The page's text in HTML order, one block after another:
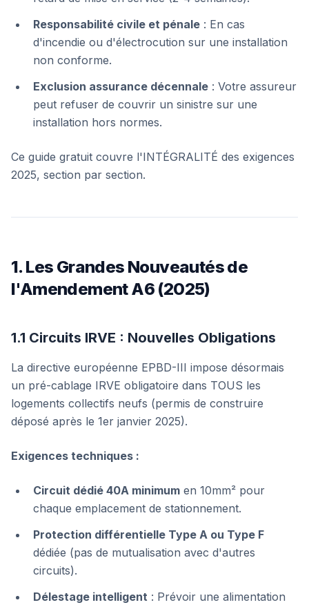
Responsabilité civile et pénale : En cas
d'incendie ou d'électrocution sur une installation
non conforme.
Exclusion assurance décennale : Votre assureur
peut refuser de couvrir un sinistre sur une
installation hors normes.
Ce guide gratuit couvre l'INTÉGRALITÉ des exigences
2025, section par section.
1. Les Grandes Nouveautés de
l'Amendement A6 (2025)
1.1 Circuits IRVE : Nouvelles Obligations
La directive européenne EPBD-III impose désormais
un pré-cablage IRVE obligatoire dans TOUS les
logements collectifs neufs (permis de construire
déposé après le 1er janvier 2025).
Exigences techniques :
Circuit dédié 40A minimum en 10mm² pour
chaque emplacement de stationnement.
Protection différentielle Type A ou Type F
dédiée (pas de mutualisation avec d'autres
circuits).
Délestage intelligent : Prévoir une alimentation